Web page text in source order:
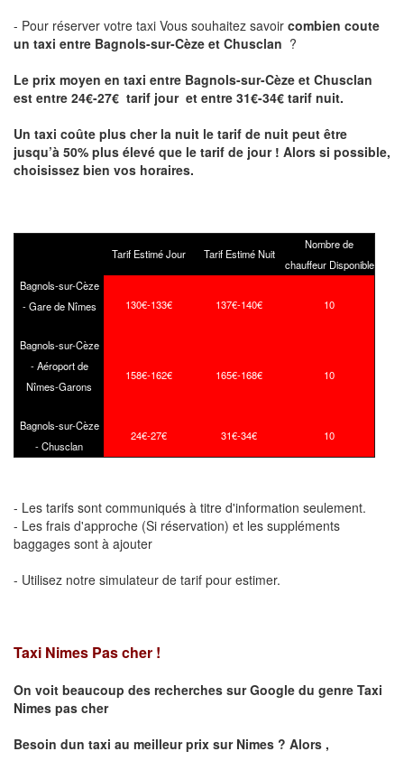
- Pour réserver votre taxi Vous souhaitez savoir combien coute
un taxi entre Bagnols-sur-Cèze et Chusclan ?
Le prix moyen en taxi entre Bagnols-sur-Cèze et Chusclan
est entre 24€-27€ tarif jour et entre 31€-34€ tarif nuit.
Un taxi coûte plus cher la nuit le tarif de nuit peut être
jusqu’à 50% plus élevé que le tarif de jour ! Alors si possible,
choisissez bien vos horaires.
Tarif Estimé Jour Tarif Estimé Nuit
Nombre de
chauffeur Disponible
Bagnols-sur-Cèze
- Gare de Nîmes
130€-133€ 137€-140€ 10
Bagnols-sur-Cèze
- Aéroport de
Nîmes-Garons
158€-162€ 165€-168€ 10
Bagnols-sur-Cèze
- Chusclan
24€-27€ 31€-34€ 10
- Les tarifs sont communiqués à titre d'information seulement.
- Les frais d'approche (Si réservation) et les suppléments
baggages sont à ajouter
- Utilisez notre simulateur de tarif pour estimer.
Taxi Nimes Pas cher !
On voit beaucoup des recherches sur Google du genre Taxi
Nimes pas cher
Besoin dun taxi au meilleur prix sur Nimes ? Alors ,